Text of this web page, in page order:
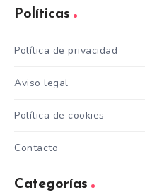
Políticas
Política de privacidad
Aviso legal
Política de cookies
Contacto
Categorías